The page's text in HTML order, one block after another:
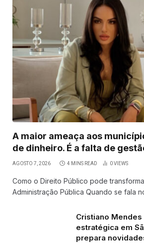
A maior ameaça aos
de dinheiro. É a falta de
AGOSTO 7, 2026 4 MINS READ 0VIEWS
Como o Direito Público pode
Administração Pública Quando se fala
Cristiano
estratégica em
prepara